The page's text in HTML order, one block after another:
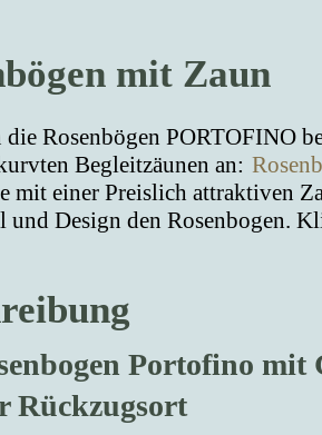
mit Zaun
Rosenbögen PORTOFINO
Begleitzäunen an:
mit einer Preislich attraktiven
und Design den Rosenbogen.
Portofino
Rückzugsort